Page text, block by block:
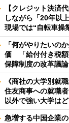
【クレジット決済
しながら「20年以
現場では“自転車操
「何がやりたいの
価 「給付付き税額
保障制度の改革議
《商社の大学別就
住友商事への就職
以外で強い大学は
急増する中国企業